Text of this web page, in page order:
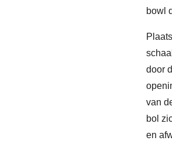
bowl
door
van
bol
en